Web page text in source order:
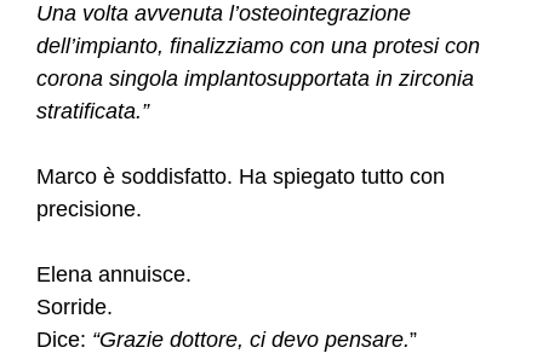
Una volta avvenuta l’osteointegrazione
dell’impianto, finalizziamo con una protesi con
corona singola implantosupportata in zirconia
stratificata.”
Marco è soddisfatto. Ha spiegato tutto con
precisione.
Elena annuisce.
Sorride.
Dice: “Grazie dottore, ci devo pensare.”